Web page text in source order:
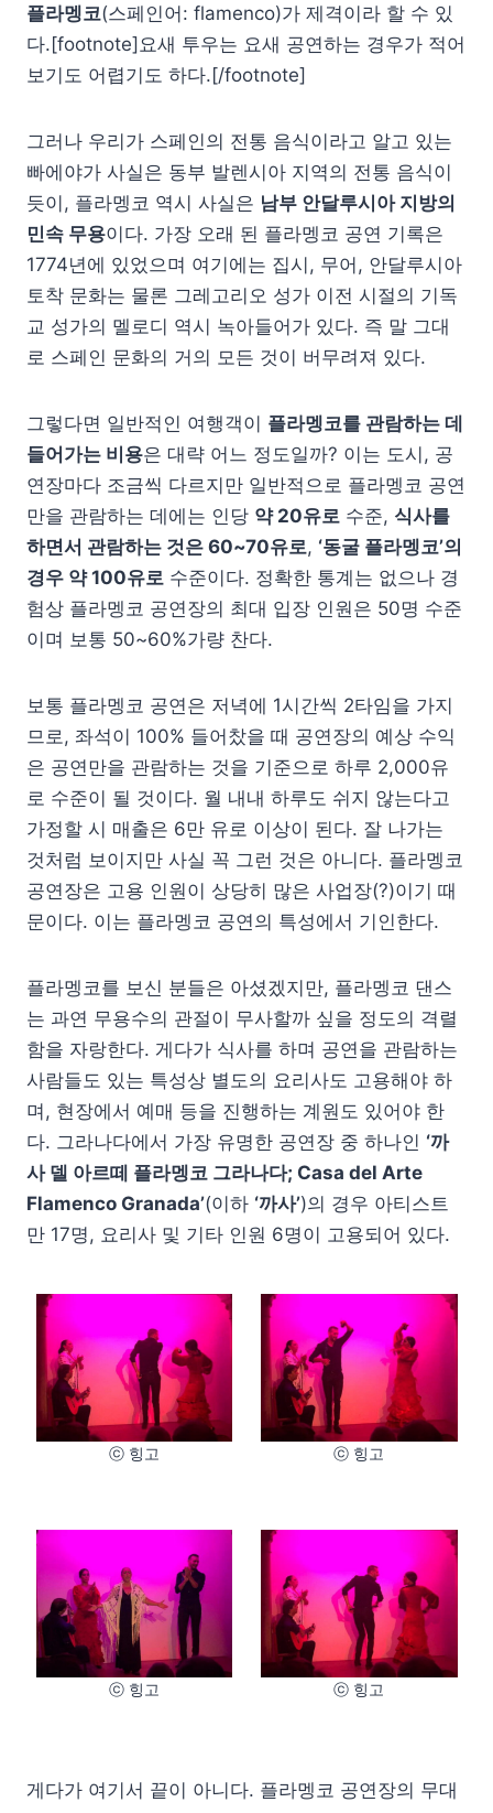
플라멩코(스페인어: flamenco)가 제격이라 할 수 있
다.[footnote]요새 투우는 요새 공연하는 경우가 적어
보기도 어렵기도 하다.[/footnote]
그러나 우리가 스페인의 전통 음식이라고 알고 있는
빠에야가 사실은 동부 발렌시아 지역의 전통 음식이
듯이, 플라멩코 역시 사실은 남부 안달루시아 지방의
민속 무용이다. 가장 오래 된 플라멩코 공연 기록은
1774년에 있었으며 여기에는 집시, 무어, 안달루시아
토착 문화는 물론 그레고리오 성가 이전 시절의 기독
교 성가의 멜로디 역시 녹아들어가 있다. 즉 말 그대
로 스페인 문화의 거의 모든 것이 버무려져 있다.
그렇다면 일반적인 여행객이 플라멩코를 관람하는 데
들어가는 비용은 대략 어느 정도일까? 이는 도시, 공
연장마다 조금씩 다르지만 일반적으로 플라멩코 공연
만을 관람하는 데에는 인당 약 20유로 수준, 식사를
하면서 관람하는 것은 60~70유로, ‘동굴 플라멩코’의
경우 약 100유로 수준이다. 정확한 통계는 없으나 경
험상 플라멩코 공연장의 최대 입장 인원은 50명 수준
이며 보통 50~60%가량 찬다.
보통 플라멩코 공연은 저녁에 1시간씩 2타임을 가지
므로, 좌석이 100% 들어찼을 때 공연장의 예상 수익
은 공연만을 관람하는 것을 기준으로 하루 2,000유
로 수준이 될 것이다. 월 내내 하루도 쉬지 않는다고
가정할 시 매출은 6만 유로 이상이 된다. 잘 나가는
것처럼 보이지만 사실 꼭 그런 것은 아니다. 플라멩코
공연장은 고용 인원이 상당히 많은 사업장(?)이기 때
문이다. 이는 플라멩코 공연의 특성에서 기인한다.
플라멩코를 보신 분들은 아셨겠지만, 플라멩코 댄스
는 과연 무용수의 관절이 무사할까 싶을 정도의 격렬
함을 자랑한다. 게다가 식사를 하며 공연을 관람하는
사람들도 있는 특성상 별도의 요리사도 고용해야 하
며, 현장에서 예매 등을 진행하는 계원도 있어야 한
다. 그라나다에서 가장 유명한 공연장 중 하나인 ‘까
사 델 아르떼 플라멩코 그라나다; Casa del Arte
Flamenco Granada’(이하 ‘까사’)의 경우 아티스트
만 17명, 요리사 및 기타 인원 6명이 고용되어 있다.
ⓒ 힝고 ⓒ 힝고
ⓒ 힝고 ⓒ 힝고
게다가 여기서 끝이 아니다. 플라멩코 공연장의 무대